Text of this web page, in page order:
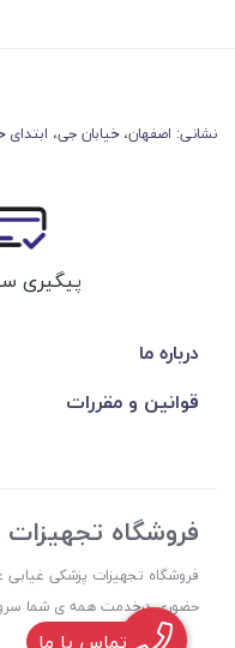
نشانی: اصفهان، خیابان جی،
پیگیری
درباره ما
قوانین و مقررات
فروشگاه
فروشگاه تجهیزات پزشکی
حضوری درخدمت همه ی شما